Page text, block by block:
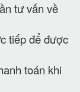
tư vấn về
tiếp để được
toán khi